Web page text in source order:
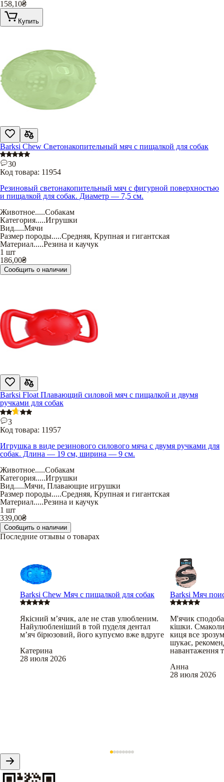
158,10₴
Купить
Barksi Chew Светонакопительный мяч с пищалкой для собак
30
Код товара: 11954
Резиновый светонакопительный мяч с фигурной поверхностью
и пищалкой для собак. Диаметр — 7,5 см.
Животное.....Собакам
Категория.....Игрушки
Вид.....Мячи
Размер породы.....Средняя, Крупная и гигантская
Материал.....Резина и каучук
1 шт
186,00₴
Сообщить о наличии
Barksi Float Плавающий силовой мяч с пищалкой и двумя
ручками для собак
3
Код товара: 11957
Игрушка в виде резинового силового мяча с двумя ручками для
собак. Длина — 19 см, ширина — 9 см.
Животное.....Собакам
Категория.....Игрушки
Вид.....Мячи, Плавающие игрушки
Размер породы.....Средняя, Крупная и гигантская
Материал.....Резина и каучук
1 шт
339,00₴
Сообщить о наличии
Последние отзывы о товарах
Barksi Chew Мяч с пищалкой для собак
Якісний мʼячик, але не став улюбленим.
Найулюбленіший в той пуделя дентал
мʼяч бірюзовий, його купуємо вже вдруге
Катерина
28 июля 2026
Barksi Мяч
М'ячик
кішки.
киця все
шукає,
навантаження
Анна
28 июля 2026